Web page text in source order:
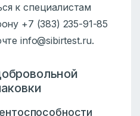
к специалистам
+7 (383) 235-91-85
info@sibirtest.ru.